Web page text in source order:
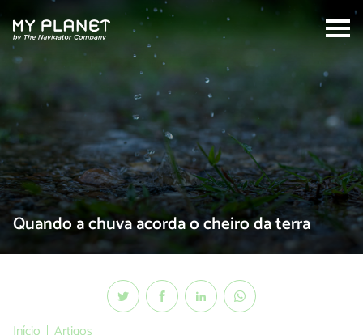
Search:
Quando a chuva acorda o cheiro da terra